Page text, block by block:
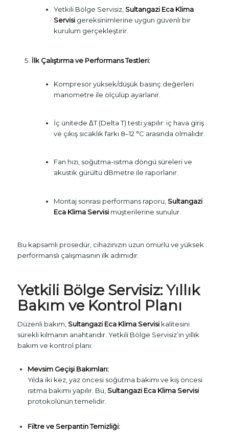
Yetkili Bölge Servisiz, Sultangazi Eca Klima
Servisigereksinimlerine uygun güvenli bir
kurulum gerçekleştirir.
İlk Çalıştırma ve Performans Testleri:
Kompresör yüksek/düşük basınç değerleri
manometre ile ölçülüp ayarlanır.
İç ünitede ΔT (Delta T) testi yapılır: iç hava giriş
ve çıkış sıcaklık farkı 8–12 °C arasında olmalıdır.
Fan hızı, soğutma-ısıtma döngü süreleri ve
akustik gürültü dBmetre ile raporlanır.
Montaj sonrası performans raporu, Sultangazi
Eca Klima Servisimüşterilerine sunulur.
Bu kapsamlı prosedür, cihazınızın uzun ömürlü ve yüksek
performanslı çalışmasının ilk adımıdır.
Yetkili Bölge Servisiz: Yıllık
Bakım ve Kontrol Planı
Düzenli bakım, Sultangazi Eca Klima Servisikalitesini
sürekli kılmanın anahtarıdır. Yetkili Bölge Servisiz’in yıllık
bakım ve kontrol planı:
Mevsim Geçişi Bakımları:
Yılda iki kez, yaz öncesi soğutma bakımı ve kış öncesi
ısıtma bakımı yapılır. Bu, Sultangazi Eca Klima Servisi
protokolünün temelidir.
Filtre ve Serpantin Temizliği: